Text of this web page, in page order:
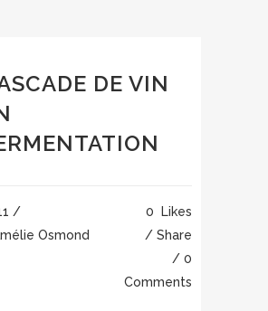
DE VIN
/
Osmond
0
Likes
Share
0
Comments